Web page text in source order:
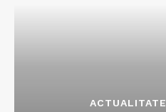
ACTUALITATE